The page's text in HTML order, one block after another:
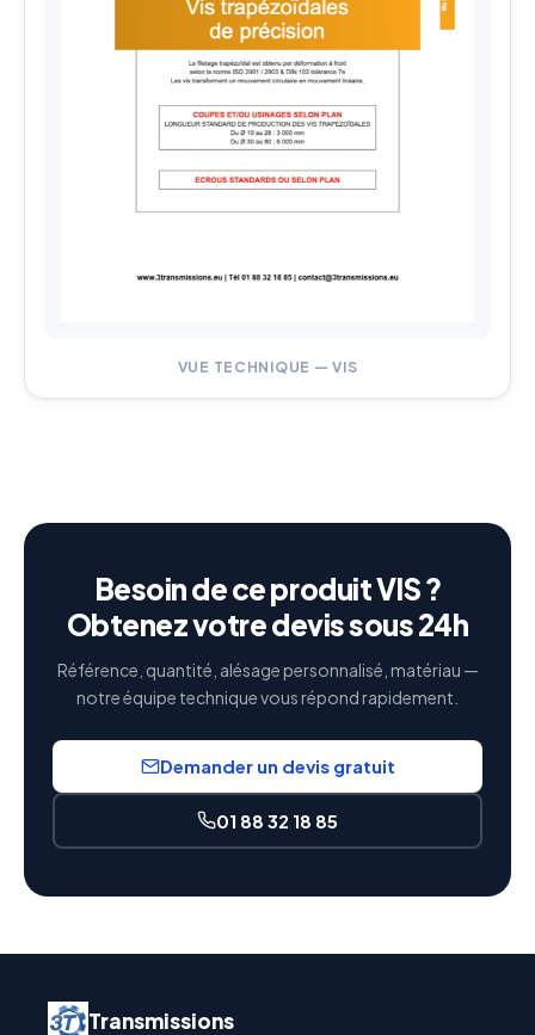
VUE TECHNIQUE — VIS
Besoin de ce produit VIS ?
Obtenez votre devis sous 24h
Référence, quantité, alésage personnalisé, matériau —
notre équipe technique vous répond rapidement.
Demander un devis gratuit
01 88 32 18 85
Transmissions